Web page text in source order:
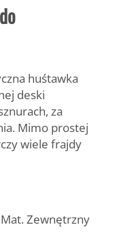
huśtawka
deski
za
Mimo prostej
wiele frajdy
Mat. Zewnętrzny